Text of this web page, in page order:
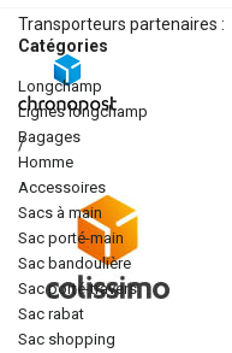
Transporteurs partenaires :
/
Catégories
longchamp
lignes longchamp
bagages
homme
accessoires
sacs à main
sac porté-main
sac bandoulière
sac porté-travers
sac rabat
sac shopping